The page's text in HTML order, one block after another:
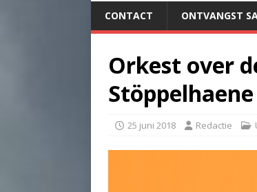
CONTACT ONTVANGST
Orkest over
25 juni 2018 Redactie